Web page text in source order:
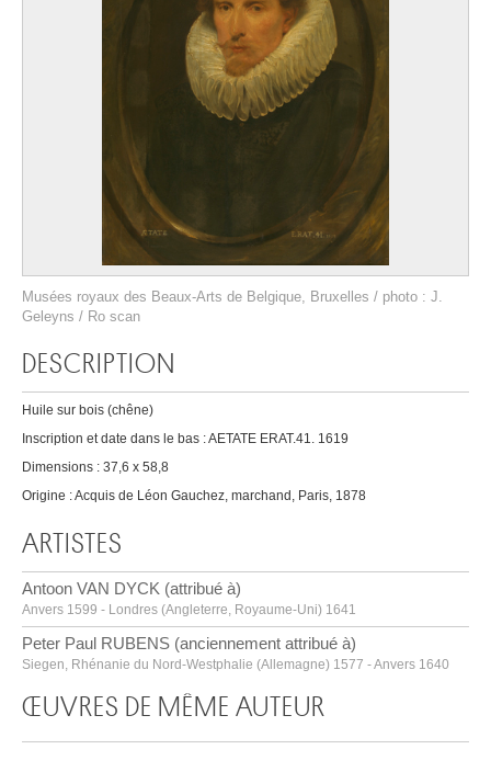
Musées royaux des Beaux-Arts de Belgique, Bruxelles / photo : J.
Geleyns / Ro scan
DESCRIPTION
Huile sur bois (chêne)
Inscription et date dans le bas : AETATE ERAT.41. 1619
Dimensions : 37,6 x 58,8
Origine : Acquis de Léon Gauchez, marchand, Paris, 1878
ARTISTES
Antoon VAN DYCK (attribué à)
Anvers 1599 - Londres (Angleterre, Royaume-Uni) 1641
Peter Paul RUBENS (anciennement attribué à)
Siegen, Rhénanie du Nord-Westphalie (Allemagne) 1577 - Anvers 1640
ŒUVRES DE MÊME AUTEUR